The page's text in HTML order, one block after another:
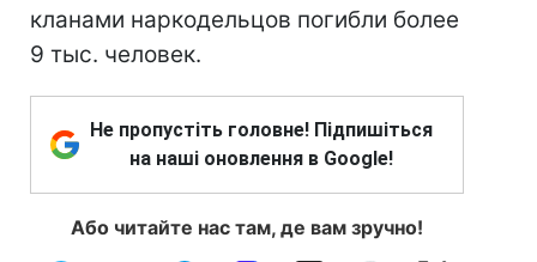
кланами наркодельцов погибли более
9 тыс. человек.
Не пропустіть головне! Підпишіться
на наші оновлення в Google!
Або читайте нас там, де вам зручно!